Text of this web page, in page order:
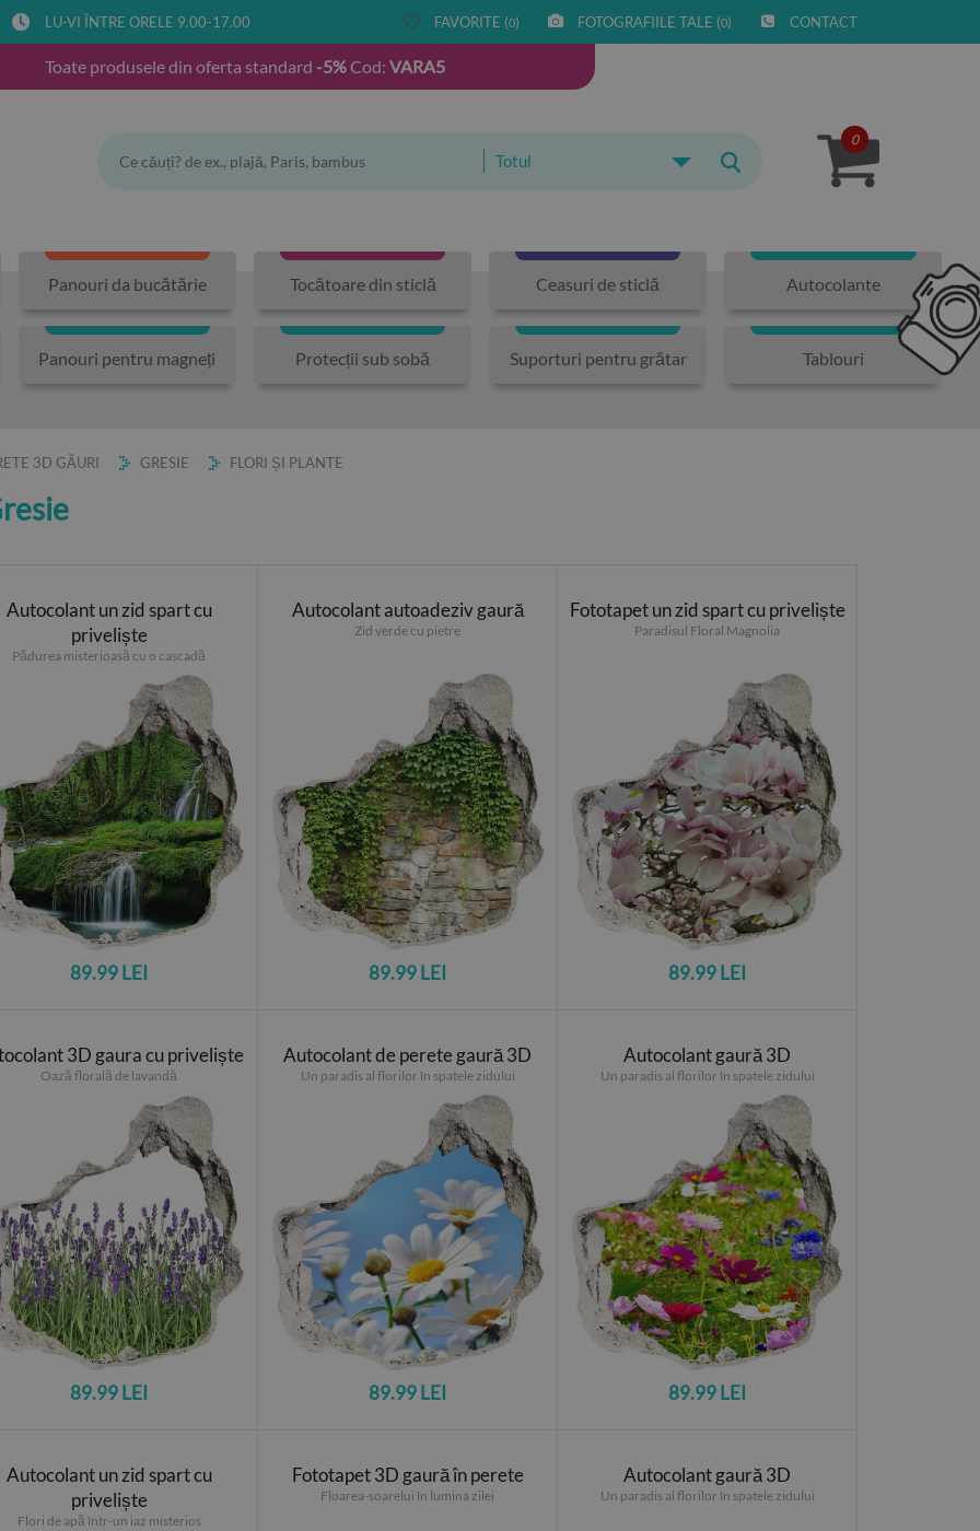
LU-VI ÎNTRE ORELE 9.00-17.00 FAVORITE (0) FOTOGRAFIILE TALE (0) CONTACT
Toate produsele din oferta standard -5%Cod: VARA5
Totul
0
Panouri da bucătărie Tocătoare din sticlă Ceasuri de sticlă Autocolante
Panouri pentru magneți Protecții sub sobă Suporturi pentru grătar Tablouri
3D GĂURI GRESIE FLORI ȘI PLANTE
Autocolant un zid spart cu
priveliște
Pădurea misterioasă cu o cascadă
89.99 LEI
Autocolant autoadeziv gaură
Zid verde cu pietre
89.99 LEI
Fototapet un zid spart cu priveliște
Paradisul Floral Magnolia
89.99 LEI
3D gaura cu priveliște
Oază florală de lavandă
89.99 LEI
Autocolant de perete gaură 3D
Un paradis al florilor în spatele zidului
89.99 LEI
Autocolant gaură 3D
Un paradis al florilor în spatele zidului
89.99 LEI
Autocolant un zid spart cu
priveliște
Flori de apă într-un iaz misterios
Fototapet 3D gaură în perete
Floarea-soarelui în lumina zilei
Autocolant gaură 3D
Un paradis al florilor în spatele zidului